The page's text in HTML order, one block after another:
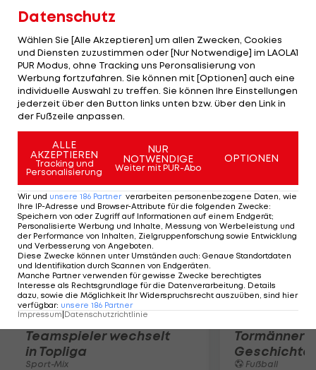
frühere Coach von Chelsea soll seinen Ex-Klub
deshalb bereits kontaktiert haben. Der Vertrag
des Linksverteidigers mit dem amtierenden
Champions-League-Sieger läuft nur mehr ein Jahr.
Der 31-Jährige wartet bis dato vergeblich auf ein
Angebot von Chelsea - dieses soll laut den "Blues"
in Planung sein.
Mehr zum Thema
Karrieresprung! ÖVV-
Teamspieler wechselt
in Topliga
Sport-Mix
Tormänner
Geschichte
Fußball
Datenschutz
Wählen Sie [Alle Akzeptieren] um allen Zwecken, Cookies
und Diensten zuzustimmen oder [Nur Notwendige] im LAOLA1
PUR Modus, ohne Tracking uns Peronsalisierung von
Werbung fortzufahren. Sie können mit [Optionen] auch eine
individuelle Auswahl zu treffen. Sie können Ihre Einstellungen
jederzeit über den Button links unten bzw. über den Link in
der Fußzeile anpassen.
ALLE
AKZEPTIEREN
Tracking und
Personalisierung
NUR
NOTWENDIGE
Weiter mit PUR-Abo
OPTIONEN
Wir und unsere 186 Partner verarbeiten personenbezogene Daten, wie
Ihre IP-Adresse und Browser-Attribute für die folgenden Zwecke:
Speichern von oder Zugriff auf Informationen auf einem Endgerät;
Personalisierte Werbung und Inhalte, Messung von Werbeleistung und
der Performance von Inhalten, Zielgruppenforschung sowie Entwicklung
und Verbesserung von Angeboten.
Diese Zwecke können unter Umständen auch: Genaue Standortdaten
und Identifikation durch Scannen von Endgeräten.
Manche Partner verwenden für gewisse Zwecke berechtigtes
Interesse als Rechtsgrundlage für die Datenverarbeitung. Details
dazu, sowie die Möglichkeit Ihr Widerspruchsrecht auszuüben, sind hier
verfügbar: unsere 186 Partner
Impressum Datenschutzrichtlinie